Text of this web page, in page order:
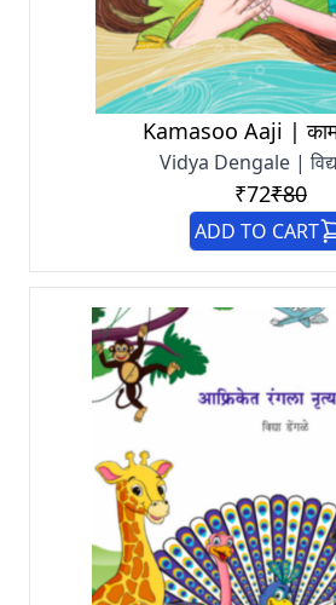
Kamasoo Aaji |
Vidya Dengale |
₹72₹80
ADD TO CART